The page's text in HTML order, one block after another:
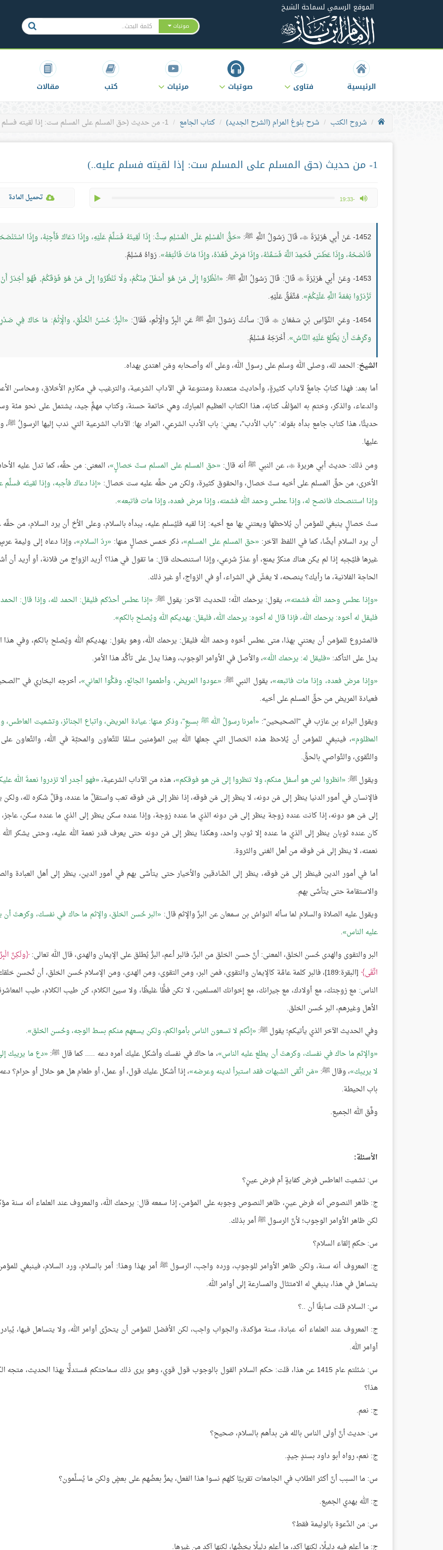
الموقع الرسمي لسماحة الشيخ
صوتيات
الرئيسية فتاوى صوتيات مرئيات كتب مقالات
شروح الكتب شرح بلوغ المرام (الشرح الجديد) كتاب الجامع 1- من حديث (حق المسلم على المسلم ست: إذا لقيته فسلم عليه..)
1- من حديث (حق المسلم على المسلم ست: إذا لقيته فسلم عليه..)
-19:33
max volume تحميل المادة
1452- عَنْ أَبِي هُرَيْرَةَ ، قَالَ رَسُولُ اللَّهِ ﷺ: حَقُّ الْمُسْلِمِ عَلَى الْمُسْلِمِ سِتٌّ: إِذَا لَقِيتَهُ فَسَلِّمْ عَلَيْهِ، وإِذَا دَعَاكَ فَأَجِبْهُ، وإِذَا
فَانْصَحْهُ، وإِذَا عَطَسَ فَحَمِدَ اللَّهَ فَسَمِّتْهُ، وإِذَا مَرِضَ فَعُدْهُ، وإِذَا مَاتَ فَاتْبَعْهُ . رَوَاهُ مُسْلِمٌ.
1453- وعَنْ أَبِي هُرَيْرَةَ
 قَالَ: قَالَ رَسُولُ اللَّهِ ﷺ: انْظُرُوا إِلَى مَنْ هُوَ أَسْفَلَ مِنْكُمْ، ولَا تَنْظُرُوا إِلَى مَنْ هُوَ فَوْقَكُمْ, فَهُوَ أَجْدَرُ أَنْ
تَزْدَرُوا نِعْمَةَ اللَّهِ عَلَيْكُمْ . مُتَّفَقٌ عَلَيْهِ.
1454- وعَنِ النَّوَّاسِ بْنِ سَمْعَانَ
 قَالَ: سألتُ رَسُولَ اللَّهِ ﷺ عَنِ الْبِرِّ والْإِثْمِ، فَقَالَ: الْبِرُّ: حُسْنُ الْخُلُقِ، والْإِثْمُ: مَا حَاكَ فِي
وكَرِهْتَ أَنْ يَطَّلِعَ عَلَيْهِ النَّاسُ . أَخْرَجَهُ مُسْلِمٌ.
الشيخ: الحمد لله، وصلى الله وسلم على رسول الله، وعلى آله وأصحابه ومَن اهتدى بهداه.
أما بعد: فهذا كتابٌ جامعٌ لآداب كثيرةٍ، وأحاديث متعددة ومتنوعة في الآداب الشرعية، والترغيب في مكارم الأخلاق، ومحاسن
والدعاء، والذكر، وختم به المؤلفُ كتابَه، هذا الكتاب العظيم المبارك، وهي خاتمة حسنة، وكتاب مهمٌّ جيد، يشتمل على نحو مئة
حديثًا، هذا كتاب جامع بدأه بقوله: "باب الأدب"، يعني: باب الأدب الشرعي، المراد بها: الآداب الشرعية التي ندب إليها الرسولُ
عليها.
ومن ذلك: حديث أبي هريرة، عن النبي ﷺ أنه قال: حق المسلم على المسلم ستّ خصالٍ ، المعنى: من حقِّه، كما تدل عليه
الأخرى، من حقِّ المسلم على أخيه ستّ خصال، والحقوق كثيرة، ولكن من حقِّه عليه ست خصال: إذا دعاك فأجبه، وإذا لقيتَه فسلِّم
وإذا استنصحك فانصح له، وإذا عطس وحمد الله فشمته، وإذا مرض فعده، وإذا مات فاتبعه .
ستّ خصالٍ ينبغي للمؤمن أن يُلاحظها ويعتني بها مع أخيه: إذا لقيه فليُسلم عليه، يبدأه بالسلام، وعلى الأخ أن يرد السلام، من حقِّه
أن يرد السلام أيضًا، كما في اللفظ الآخر: حق المسلم على المسلم ، ذكر خمس خصالٍ منها: ردّ السلام ، وإذا دعاه إلى وليمة
غيرها فليُجبه إذا لم يكن هناك منكرٌ يمنع، أو عذرٌ شرعي، وإذا استنصحك قال: ما تقول في هذا؟ أريد الزواج من فلانة، أو أريد أن
الحاجة الفلانية، ما رأيك؟ ينصحه، لا يغشّ في الشراء، أو في الزواج، أو غير ذلك.
وإذا عطس وحمد الله فشمته ، يقول: يرحمك الله؛ للحديث الآخر: يقول ﷺ: إذا عطس أحدُكم فليقل: الحمد لله، وإذا قال: الحمد
فليقل له أخوه: يرحمك الله، فإذا قال له أخوه: يرحمك الله، فليقل: يهديكم الله ويُصلح بالكم .
فالمشروع للمؤمن أن يعتني بهذا، متى عطس أخوه وحمد الله فليقل: يرحمك الله، وهو يقول: يهديكم الله ويُصلح بالكم، وفي هذا
يدل على التأكد: فليقل له: يرحمك الله ، والأصل في الأوامر الوجوب، وهذا يدل على تأكُّد هذا الأمر.
وإذا مرض فعده، وإذا مات فاتبعه ، يقول النبي ﷺ: عودوا المريض، وأطعموا الجائع، وفكُّوا العاني ، أخرجه البخاري في
فعيادة المريض من حقِّ المسلم على أخيه.
ويقول البراء بن عازب في "الصحيحين": أمرنا رسولُ الله ﷺ بسبعٍ"، وذكر منها: عيادة المريض، واتباع الجنائز، وتشميت العاطس،
المظلوم ، فينبغي للمؤمن أن يُلاحظ هذه الخصال التي جعلها الله بين المؤمنين سلمًا للتَّعاون والمحبَّة في الله، والتَّعاون على
والتَّقوى، والتَّواصي بالحقِّ.
ويقول ﷺ: انظروا لمن هو أسفل منكم، ولا تنظروا إلى مَن هو فوقكم ، هذه من الآداب الشرعية، فهو أجدر ألا تزدروا نعمةَ الله
فالإنسان في أمور الدنيا ينظر إلى مَن دونه، لا ينظر إلى مَن فوقه، إذا نظر إلى مَن فوقه تعب واستقلَّ ما عنده، وقلَّ شكره لله، ولكن
إلى مَن هو دونه، إذا كانت عنده زوجة ينظر إلى مَن دونه الذي ما عنده زوجة، وإذا عنده سكن ينظر إلى الذي ما عنده سكن، عاجز،
كان عنده ثوبان ينظر إلى الذي ما عنده إلا ثوب واحد، وهكذا ينظر إلى مَن دونه حتى يعرف قدر نعمة الله عليه، وحتى يشكر
نعمته، لا ينظر إلى مَن فوقه من أهل الغنى والثروة.
أما في أمور الدين فينظر إلى مَن فوقه، ينظر إلى الصَّادقين والأخيار حتى يتأسَّى بهم في أمور الدين، ينظر إلى أهل العبادة
والاستقامة حتى يتأسَّى بهم.
ويقول عليه الصلاة والسلام لما سأله النواسُ بن سمعان عن البرِّ والإثم قال: البر حُسن الخلق، والإثم ما حاك في نفسك، وكرهتَ أن
عليه الناس .
البر والتقوى والهدى حُسن الخلق، المعنى: أنَّ حسن الخلق من البرِّ، فالبر أعم، البرُّ يُطلق على الإيمان والهدى، قال الله تعالى: ولَكِنَّ
اتَّقَى
[البقرة:189]، فالبر كلمة عامَّة كالإيمان والتقوى، فمن البر، ومن التقوى، ومن الهدى، ومن الإسلام حُسن الخلق، أن تُحسن
الناس: مع زوجتك، مع أولادك، مع جيرانك، مع إخوانك المسلمين، لا تكن فظًّا غليظًا، ولا سيئ الكلام، كن طيب الكلام، طيب
الأهل وغيرهم، البر حُسن الخلق.
وفي الحديث الآخر الذي يأتيكم؛ يقول ﷺ: إنَّكم لا تسعون الناس بأموالكم، ولكن يسعهم منكم بسط الوجه، وحُسن الخلق .
والإثم ما حاك في نفسك، وكرهتَ أن يطلع عليه الناس ، ما حاك في نفسك وأشكل عليك أمره دعه ..... كما قال ﷺ: دع ما يريبك
لا يريبك ، وقال ﷺ: مَن اتَّقى الشبهات فقد استبرأ لدينه وعرضه ، إذا أشكل عليك قول، أو عمل، أو طعام هل هو حلال أو حرام؟
باب الحيطة.
وفَّق الله الجميع.
الأسئلة:
س: تشميت العاطس فرض كفايةٍ أم فرض عينٍ؟
ج: ظاهر النصوص أنه فرض عينٍ، ظاهر النصوص وجوبه على المؤمن، إذا سمعه قال: يرحمك الله، والمعروف عند العلماء أنه سنة
لكن ظاهر الأوامر الوجوب؛ لأنَّ الرسول ﷺ أمر بذلك.
س: حكم إلقاء السلام؟
ج: المعروف أنه سنة، ولكن ظاهر الأوامر للوجوب، ورده واجب، الرسول ﷺ أمر بهذا وهذا: أمر بالسلام، ورد السلام، فينبغي
يتساهل في هذا، ينبغي له الامتثال والمسارعة إلى أوامر الله.
س: السلام قلت سابقًا أن ..؟
ج: المعروف عند العلماء أنه عبادة، سنة مؤكدة، والجواب واجب، لكن الأفضل للمؤمن أن يتحرَّى أوامر الله، ولا يتساهل فيها،
أوامر الله.
س: سُئلتم عام 1415 عن هذا، قلت: حكم السلام القول بالوجوب قول قوي، وهو يرى ذلك سماحتكم مُستدلًّا بهذا الحديث، متجه
هذا؟
ج: نعم.
س: حديث أنَّ أولى الناس بالله مَن بدأهم بالسلام، صحيح؟
ج: نعم، رواه أبو داود بسندٍ جيدٍ.
س: ما السبب أنَّ أكثر الطلاب في الجامعات تقريبًا كلهم نسوا هذا الفعل، يمرُّ بعضُهم على بعضٍ ولكن ما يُسلِّمون؟
ج: الله يهدي الجميع.
س: من الدَّعوة بالوليمة فقط؟
ج: ما أعلم فيه دليلًا، لكنها آكد، ما أعلم دليلًا يخصُّها، لكنها آكد من غيرها.